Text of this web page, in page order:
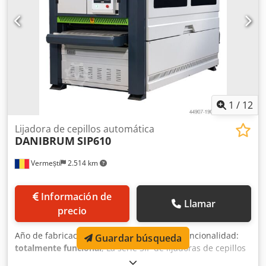
1 / 12
Vermești 2.514 km
Lijadora de cepillos automática
DANIBRUM SIP610
Información de
precio
Llamar
Año de fabricación: 2025, Estado:nuevo, Funcionalidad:
totalmente funcional, La serie SIP de lijadoras de cepillos
DANIBRUM es una solución completa para el acabado
Guardar búsqueda